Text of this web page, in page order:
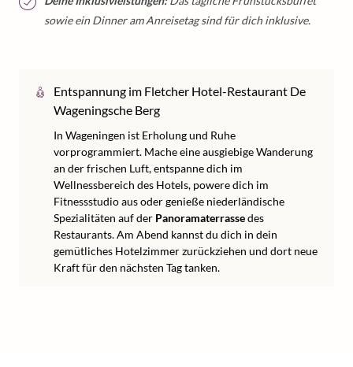
sowie ein Dinner am Anreisetag sind für dich inklusive.
Entspannung im Fletcher Hotel-Restaurant De
Wageningsche Berg
In Wageningen ist Erholung und Ruhe
vorprogrammiert. Mache eine ausgiebige Wanderung
an der frischen Luft, entspanne dich im
Wellnessbereich des Hotels, powere dich im
Fitnessstudio aus oder genieße niederländische
Spezialitäten auf der Panoramaterrassedes
Restaurants. Am Abend kannst du dich in dein
gemütliches Hotelzimmer zurückziehen und dort neue
Kraft für den nächsten Tag tanken.